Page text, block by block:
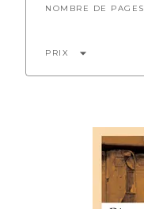
NOMBRE DE PAGES
PRIX arrow_drop_down